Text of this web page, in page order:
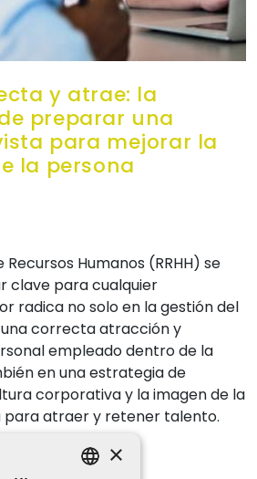
y atrae: la
preparar una
para mejorar la
la persona
Humanos (RRHH) se
clave para cualquier
radica no solo en la gestión del
correcta atracción y
empleado dentro de la
en una estrategia de
corporativa y la imagen de la
atraer y retener talento.
×